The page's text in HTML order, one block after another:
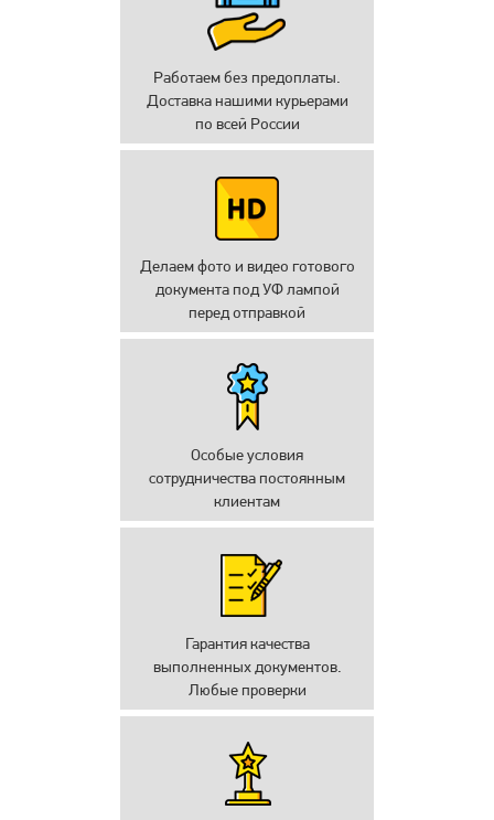
Работаем без предоплаты.
Доставка нашими курьерами
по всей России
Делаем фото и видео готового
документа под УФ лампой
перед отправкой
Особые условия
сотрудничества постоянным
клиентам
Гарантия качества
выполненных документов.
Любые проверки